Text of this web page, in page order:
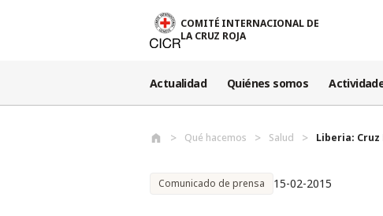
COMITÉ INTERNACIONAL DE
LA CRUZ ROJA
Actualidad Quiénes somos
Qué hacemos Salud Liberia: Cruz
Comunicado de prensa 15-02-2015